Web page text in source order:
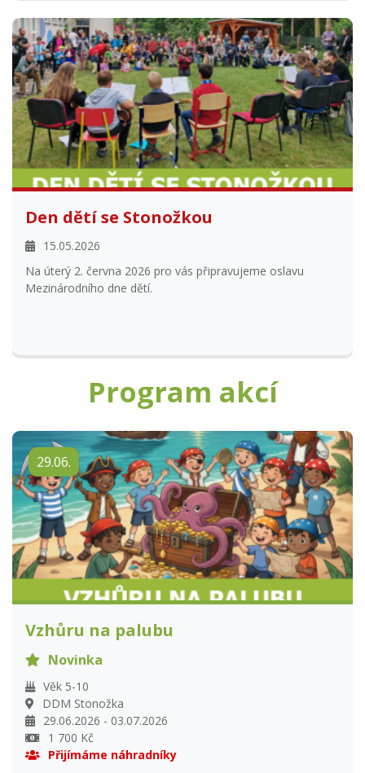
Den dětí se Stonožkou
15.05.2026
Na úterý 2. června 2026 pro vás připravujeme oslavu
Mezinárodního dne dětí.
Program akcí
29.06.
Vzhůru na palubu
Novinka
Věk 5-10
DDM Stonožka
29.06.2026 - 03.07.2026
1 700 Kč
Přijímáme náhradníky